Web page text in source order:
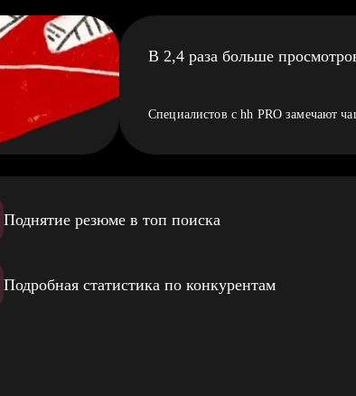
В 2,4 раза больше
Специалистов с hh PRO замечают
Поднятие резюме в топ поиска
Подробная статистика по конкурентам